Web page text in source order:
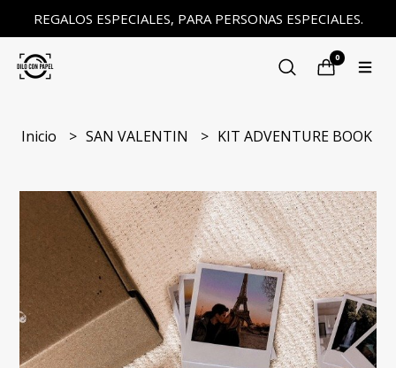
REGALOS ESPECIALES, PARA PERSONAS ESPECIALES.
0
Inicio SAN VALENTIN KIT ADVENTURE BOOK